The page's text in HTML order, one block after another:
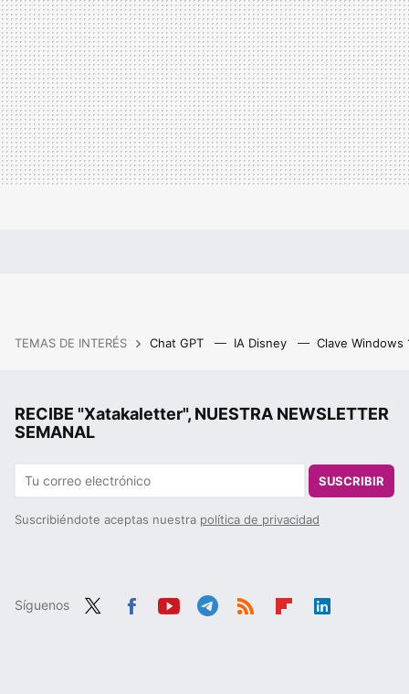
TEMAS DE INTERÉS Chat GPT IA Disney Clave Windows
RECIBE "Xatakaletter", NUESTRA NEWSLETTER
SEMANAL
SUSCRIBIR
Suscribiéndote aceptas nuestra política de privacidad
Síguenos